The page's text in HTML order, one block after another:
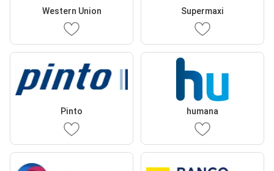
Western Union Supermaxi
Pinto humana